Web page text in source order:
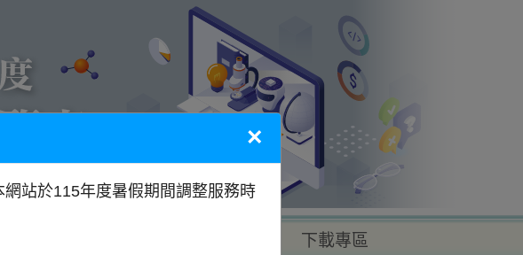
下載專區
×
站於115年度暑假期間調整服務時